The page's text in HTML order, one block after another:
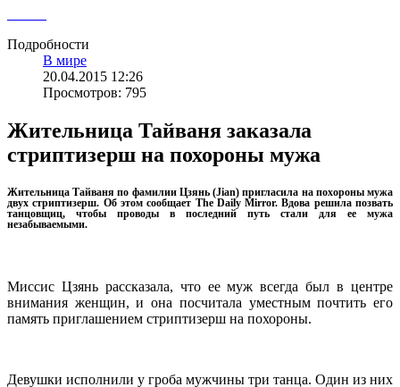
Подробности
В мире
20.04.2015 12:26
Просмотров: 795
Жительница Тайваня заказала
стриптизерш на похороны мужа
Жительница Тайваня по фамилии Цзянь (Jian) пригласила на похороны мужа
двух стриптизерш. Об этом сообщает The Daily Mirror. Вдова решила позвать
танцовщиц, чтобы проводы в последний путь стали для ее мужа
незабываемыми.
Миссис Цзянь рассказала, что ее муж всегда был в центре
внимания женщин, и она посчитала уместным почтить его
память приглашением стриптизерш на похороны.
Девушки исполнили у гроба мужчины три танца. Один из них